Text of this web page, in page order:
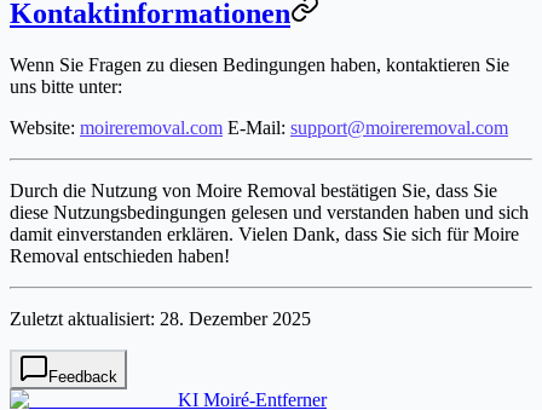
Kontaktinformationen
Wenn Sie Fragen zu diesen Bedingungen haben, kontaktieren Sie
uns bitte unter:
Website: moireremoval.com E-Mail: support@moireremoval.com
Durch die Nutzung von Moire Removal bestätigen Sie, dass Sie
diese Nutzungsbedingungen gelesen und verstanden haben und sich
damit einverstanden erklären. Vielen Dank, dass Sie sich für Moire
Removal entschieden haben!
Zuletzt aktualisiert: 28. Dezember 2025
Feedback
KI Moiré-Entferner